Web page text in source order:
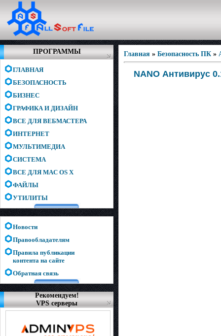
ПРОГРАММЫ
ГЛАВНАЯ
БЕЗОПАСНОСТЬ
БИЗНЕС
ГРАФИКА И ДИЗАЙН
ВСЕ ДЛЯ ВЕБМАСТЕРА
ИНТЕРНЕТ
МУЛЬТИМЕДИА
СИСТЕМА
ВСЕ ДЛЯ MAC OS X
ФАЙЛЫ
УТИЛИТЫ
Новости
Правообладателям
Правила публикации
контента на сайте
Обратная связь
Рекомендуем!
VPS серверы
Главная » Безопасность ПК »
NANO Антивирус